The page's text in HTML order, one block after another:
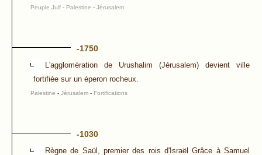
Peuple Juif - Palestine - Jérusalem
-1750
L'agglomération de Urushalim (Jérusalem) devient ville
fortifiée sur un éperon rocheux.
Palestine - Jérusalem - Fortifications
-1030
Règne de Saül, premier des rois d'Israël Grâce à Samuel